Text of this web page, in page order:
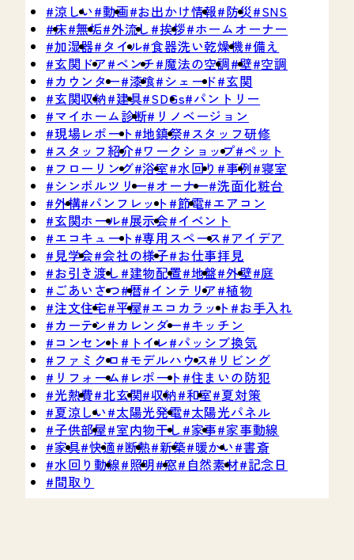
涼しい 動画 お出かけ情報 防災 SNS
床 無垢 外流し 挨拶 ホームオーナー
加湿器 タイル 食器洗い乾燥機 備え
玄関ドア ベンチ 魔法の空調 壁 空調
カウンター 漆喰 シェード 玄関
玄関収納 建具 SDGs パントリー
マイホーム診断
リノベージョン
現場レポート 地鎮祭 スタッフ研修
スタッフ紹介 ワークショップ ペット
フローリング 浴室 水回り 事例 寝室
シンボルツリー オーナー 洗面化粧台
外構 パンフレット 節電 エアコン
玄関ホール 展示会 イベント
エコキュート 専用スペース
アイデア
見学会 会社の様子 お仕事拝見
お引き渡し
建物配置 地盤 外壁 庭
ごあいさつ 暦 インテリア 植物
注文住宅 平屋 エコカラット
お手入れ
カーテン
カレンダー キッチン
コンセント
トイレ
パッシブ換気
ファミクロ
モデルハウス
リビング
リフォーム
レポート 住まいの防犯
光熱費 北玄関 収納 和室 夏対策
夏涼しい 太陽光発電 太陽光パネル
子供部屋 室内物干し 家事 家事動線
家具 快適 断熱 新築 暖かい 書斎
水回り動線 照明 窓 自然素材 記念日
間取り